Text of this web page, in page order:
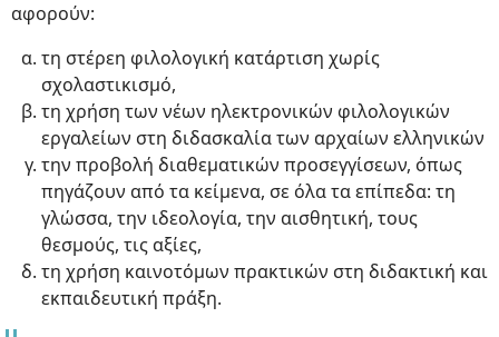
αφορούν:
τη στέρεη φιλολογική κατάρτιση χωρίς
σχολαστικισμό,
τη χρήση των νέων ηλεκτρονικών φιλολογικών
εργαλείων στη διδασκαλία των αρχαίων ελληνικών
την προβολή διαθεματικών προσεγγίσεων, όπως
πηγάζουν από τα κείμενα, σε όλα τα επίπεδα: τη
γλώσσα, την ιδεολογία, την αισθητική, τους
θεσμούς, τις αξίες,
τη χρήση καινοτόμων πρακτικών στη διδακτική και
εκπαιδευτική πράξη.